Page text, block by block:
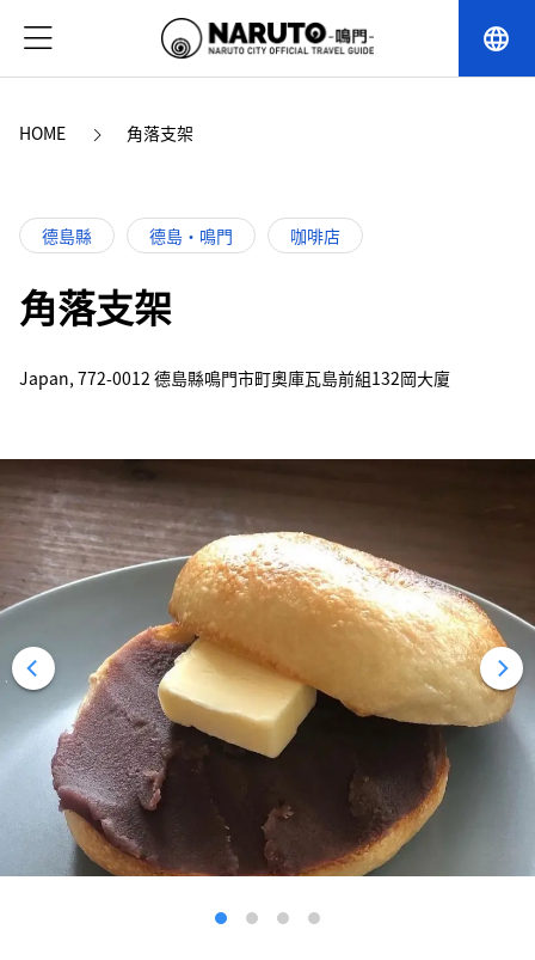
language
HOME 角落支架
德島縣 德島・鳴門 咖啡店
角落支架
Japan, 772-0012 德島縣鳴門市町奧庫瓦島前組132岡大廈